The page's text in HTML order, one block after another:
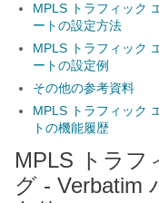
MPLS トラフィック
ートの設定方法
MPLS トラフィック
ートの設定例
その他の参考資料
MPLS トラフィック
トの機能履歴
MPLS トラフ
グ - Verbatim